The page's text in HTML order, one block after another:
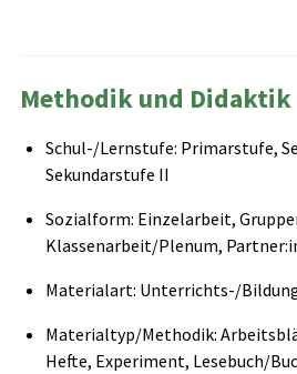
Methodik und Didaktik
Schul-/Lernstufe: Primarstufe,
Sekundarstufe II
Sozialform: Einzelarbeit,
Klassenarbeit/Plenum,
Materialart: Unterrichts-/
Materialtyp/Methodik:
Hefte, Experiment, Lesebuch/